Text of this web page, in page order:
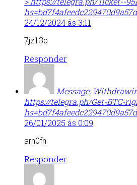
24/12/2024 ás 3:11
7jz13p
Responder
Message;
https://telegra.ph/Get-BTC-
26/01/2025 ás 0:09
arn0fn
Responder